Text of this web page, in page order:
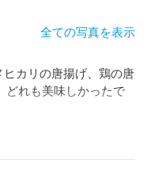
全ての写真を表示
カリの唐揚げ、鶏の唐
どれも美味しかったで